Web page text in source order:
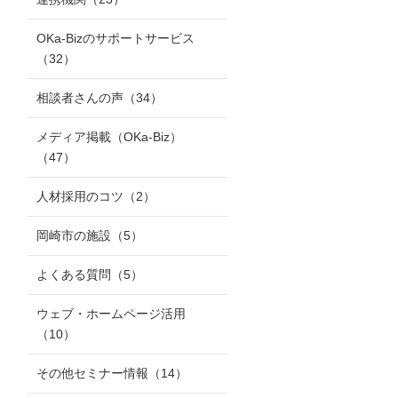
OKa-Bizのサポートサービス
（32）
相談者さんの声 （34）
メディア掲載（OKa-Biz）
（47）
人材採用のコツ （2）
岡崎市の施設 （5）
よくある質問 （5）
ウェブ・ホームページ活用
（10）
その他セミナー情報 （14）